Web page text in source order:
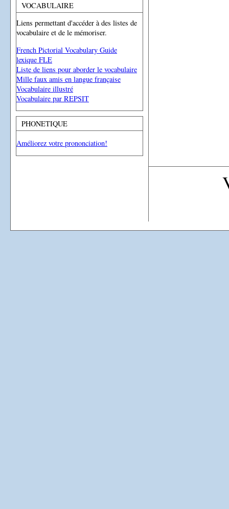
VOCABULAIRE
Liens permettant d'accéder à des listes de
vocabulaire et de le mémoriser.
French Pictorial Vocabulary Guide
lexique FLE
Liste de liens pour aborder le vocabulaire
Mille faux amis en langue française
Vocabulaire illustré
Vocabulaire par REPSIT
PHONETIQUE
Améliorez votre prononciation!